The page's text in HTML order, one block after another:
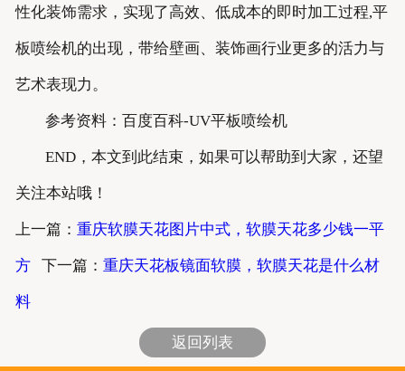
性化装饰需求，实现了高效、低成本的即时加工过程,平
板喷绘机的出现，带给壁画、装饰画行业更多的活力与
艺术表现力。
参考资料：百度百科-UV平板喷绘机
END，本文到此结束，如果可以帮助到大家，还望
关注本站哦！
上一篇： 重庆软膜天花图片中式，软膜天花多少钱一平
方下一篇： 重庆天花板镜面软膜，软膜天花是什么材
料
返回列表